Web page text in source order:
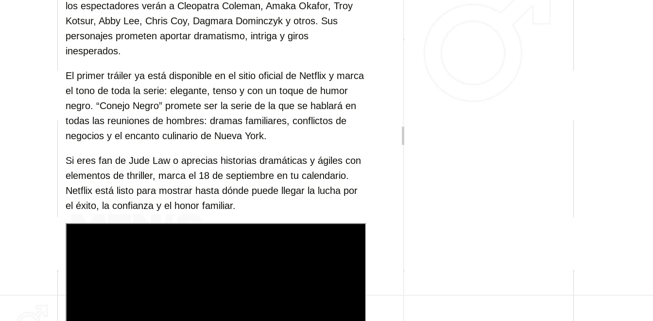
los espectadores verán a Cleopatra Coleman, Amaka Okafor, Troy
Kotsur, Abby Lee, Chris Coy, Dagmara Dominczyk y otros. Sus
personajes prometen aportar dramatismo, intriga y giros
inesperados.
El primer tráiler ya está disponible en el sitio oficial de Netflix y marca
el tono de toda la serie: elegante, tenso y con un toque de humor
negro. “Conejo Negro” promete ser la serie de la que se hablará en
todas las reuniones de hombres: dramas familiares, conflictos de
negocios y el encanto culinario de Nueva York.
Si eres fan de Jude Law o aprecias historias dramáticas y ágiles con
elementos de thriller, marca el 18 de septiembre en tu calendario.
Netflix está listo para mostrar hasta dónde puede llegar la lucha por
el éxito, la confianza y el honor familiar.